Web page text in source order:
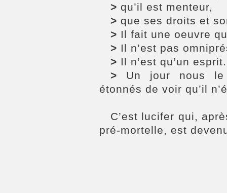
> qu’il est menteur,
> que ses droits et
> Il fait une oeuvre
> Il n’est pas
> Il n’est qu’un esprit.
> Un jour nous le
étonnés de voir qu’il
C’est lucifer qui,
pré-mortelle, est